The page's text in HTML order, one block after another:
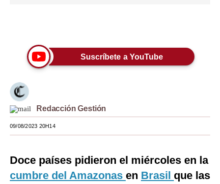
Tendencias
Lujo
Viajes
Moda
Estilos
EEUU
Suscríbete a YouTube
Redacción Gestión
09/08/2023 20H14
Doce países pidieron el miércoles en la
cumbre del Amazonas en Brasil que las